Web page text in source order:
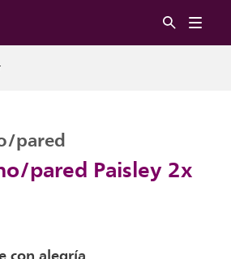
pared Paisley 2x
pared